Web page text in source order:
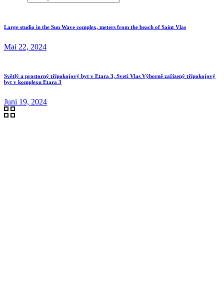
Large studio in the Sun Wave complex, meters from the beach of Saint Vlas
Mai 22, 2024
Světlý a prostorný třípokojový byt v Etara 3, Sveti Vlas Výborně zařízený třípokojový
byt v komplexu Etara 3
Juni 19, 2024